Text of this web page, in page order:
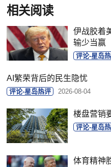
相关阅读
伊战胶着
输少当赢
评论-星岛
AI繁荣背后的民生隐忧
评论-星岛热评 2026-08-04
楼盘营销
评论-星岛
体育精神